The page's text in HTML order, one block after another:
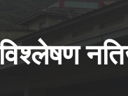
विश्लेषण